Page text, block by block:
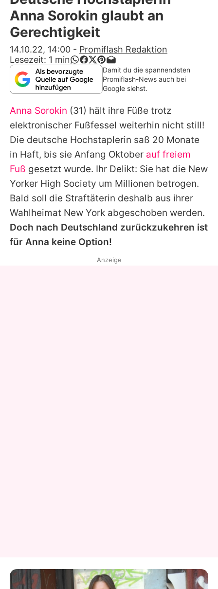
Alle Themen auf Promiflash
Jobs
App runterladen
Team
Redaktionelle Richtlinien
Impressum
Datenschutzerklärung
Nutzungsbedingungen
Utiq verwalten
Anna Sorokin glaubt an
Gerechtigkeit
14.10.22, 14:00 - Promiflash Redaktion
Lesezeit: 1 min
Damit du die spannendsten
Promiflash-News auch bei
Google siehst.
Anna Sorokin (31) hält ihre Füße trotz
elektronischer Fußfessel weiterhin nicht still!
Die deutsche Hochstaplerin saß 20 Monate
in Haft, bis sie Anfang Oktober auf freiem
Fuß gesetzt wurde. Ihr Delikt: Sie hat die New
Yorker High Society um Millionen betrogen.
Bald soll die Straftäterin deshalb aus ihrer
Wahlheimat New York abgeschoben werden.
Doch nach Deutschland zurückzukehren ist
für Anna keine Option!
Anzeige